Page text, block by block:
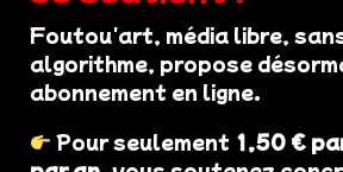
Foutou'art, média libre,
algorithme, propose
abonnement en ligne.
Pour seulement 1,50 €